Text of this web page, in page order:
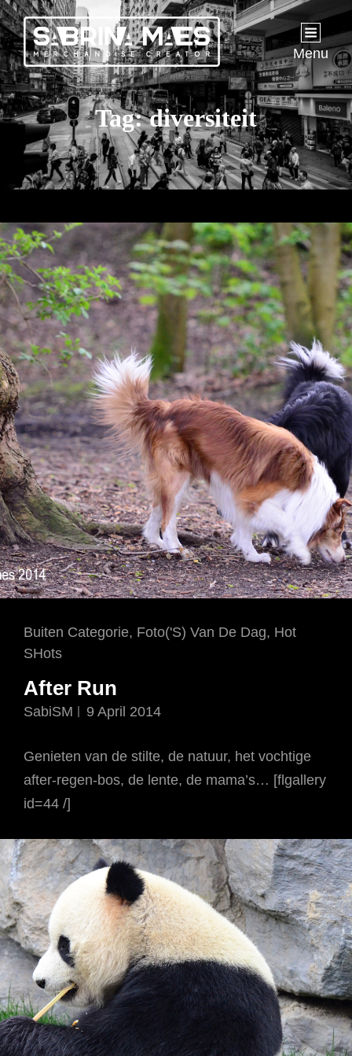
Menu
Tag:diversiteit
Cat
Links
Buiten Categorie, Foto('s) Van De Dag, Hot
SHots
After Run
SabiSM 9 April 2014
Genieten van de stilte, de natuur, het vochtige
after-regen-bos, de lente, de mama’s… [flgallery
id=44 /]